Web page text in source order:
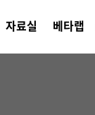
자료실 베타랩